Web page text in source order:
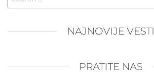
for:
NAJNOVIJE VESTI
PRATITE NAS